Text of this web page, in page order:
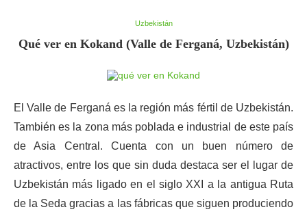
Uzbekistán
Qué ver en Kokand (Valle de Ferganá, Uzbekistán)
El Valle de Ferganá es la región más fértil de Uzbekistán.
También es la zona más poblada e industrial de este país
de Asia Central. Cuenta con un buen número de
atractivos, entre los que sin duda destaca ser el lugar de
Uzbekistán más ligado en el siglo XXI a la antigua Ruta
de la Seda gracias a las fábricas que siguen produciendo